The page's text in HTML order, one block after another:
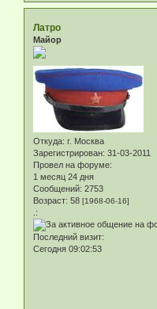
Латро
Майор
Откуда: г. Москва
Зарегистрирован: 31-03-2011
Провел на форуме:
1 месяц 24 дня
Сообщений: 2753
Возраст: 58 [1968-06-16]
.:
Последний визит:
Сегодня 09:02:53